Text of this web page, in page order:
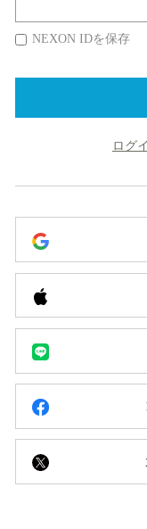
NEXON IDを保存
ログ